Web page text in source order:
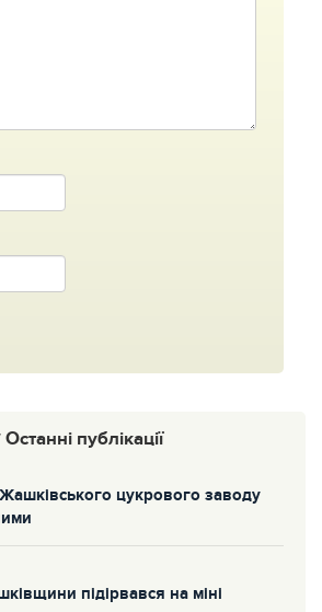
Останні публікації
цукрового заводу
підірвався на міні